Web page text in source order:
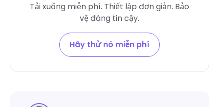
Tải xuống miễn phí. Thiết lập đơn giản. Bảo
vệ đáng tin cậy.
Hãy thử nó miễn phí